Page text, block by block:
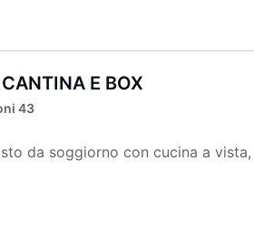
E BOX
43
da soggiorno con cucina a